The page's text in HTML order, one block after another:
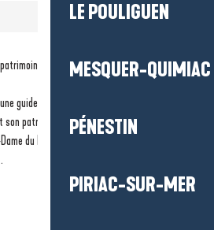
LE POULIGUEN
MESQUER-QUIMIAC
PÉNESTIN
PIRIAC-SUR-MER
et Petite Cité de Caractère.
patrimoine : l'église et la Tour Saint-
du Mûrier, les venelles du bourg,